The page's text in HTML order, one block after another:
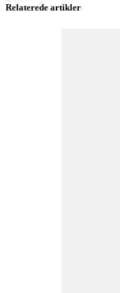
Relaterede artikler